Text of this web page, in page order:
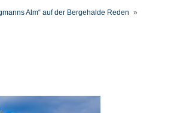
Alm“ auf der Bergehalde Reden »